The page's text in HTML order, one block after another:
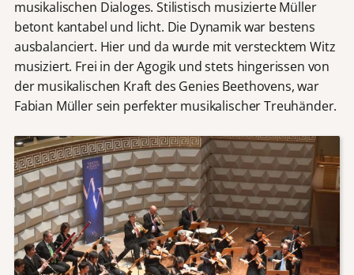
musikalischen Dialoges. Stilistisch musizierte Müller
betont kantabel und licht. Die Dynamik war bestens
ausbalanciert. Hier und da wurde mit verstecktem Witz
musiziert. Frei in der Agogik und stets hingerissen von
der musikalischen Kraft des Genies Beethovens, war
Fabian Müller sein perfekter musikalischer Treuhänder.